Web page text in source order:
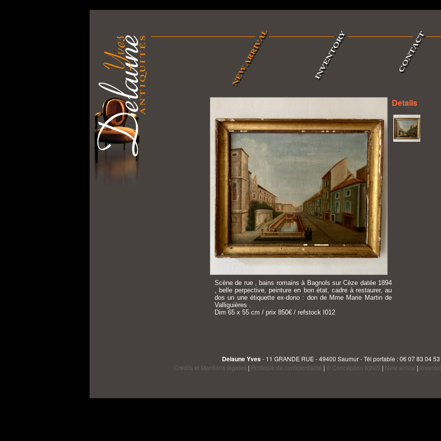
Details
Scène de rue , bains romains à Bagnols sur Cèze datée 1894
, belle perpective, peinture en bon état, cadre à restaurer, au
dos un une étiquette ex-dono : don de Mme Marie Martin de
Valliguières .
Dim 65 x 55 cm / prix 850€ / refstock I012
Delaune Yves - 11 GRANDE RUE - 49400 Saumur - Tél portable : 06 07 83 04 53
Crédits et Mentions légales | Politique de confidentialité | © Conception IGNIS | New arrival |